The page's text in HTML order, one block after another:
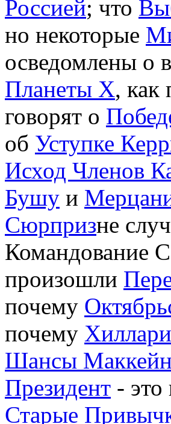
Россией; что
но некоторые
осведомлены о
Планеты Х, как
говорят о
об Уступке
Исход Членов
Бушу и
Сюрпризне
Командование
произошли
почему
почему
Шансы
Президент -
Старые